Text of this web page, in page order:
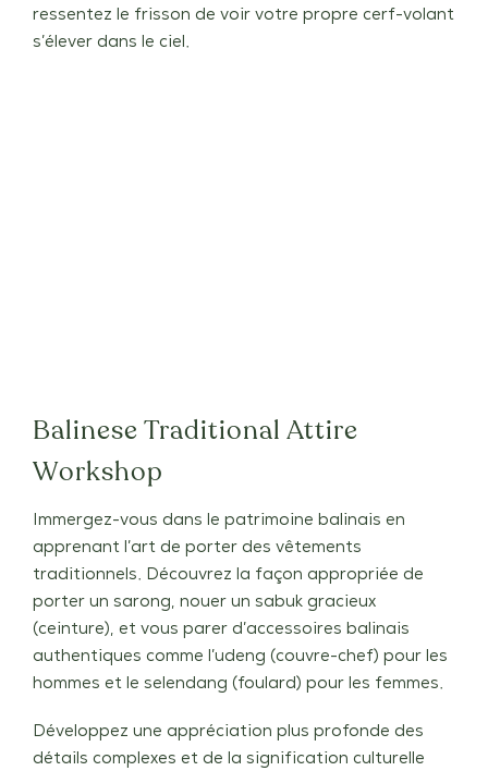
ressentez le frisson de voir votre propre cerf-volant
s’élever dans le ciel.
Balinese Traditional Attire
Workshop
Immergez-vous dans le patrimoine balinais en
apprenant l’art de porter des vêtements
traditionnels. Découvrez la façon appropriée de
porter un sarong, nouer un sabuk gracieux
(ceinture), et vous parer d’accessoires balinais
authentiques comme l’udeng (couvre-chef) pour les
hommes et le selendang (foulard) pour les femmes.
Développez une appréciation plus profonde des
détails complexes et de la signification culturelle